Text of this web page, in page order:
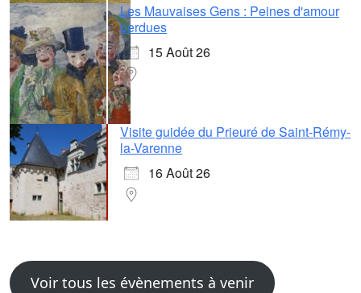
Les Mauvaises Gens : Peines d'amour
perdues
15 Août 26
Visite guidée du Prieuré de Saint-Rémy-
la-Varenne
16 Août 26
Voir tous les évènements à venir